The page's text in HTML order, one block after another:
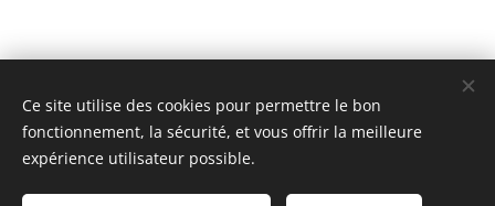
© 2023Collège Fra Angelico .Tous droits réservés.
Ce site utilise des cookies pour permettre le bon
fonctionnement, la sécurité, et vous offrir la meilleure
expérience utilisateur possible.